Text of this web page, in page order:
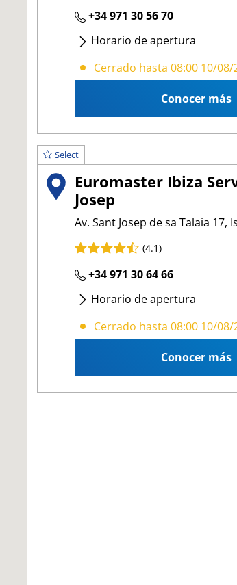
+34 971 30 56 70
Horario de apertura
Lunes- Viernes: 08:00 16:00
Cerrado hasta 08:00 10/08/
Conocer más
Select
Euromaster Ibiza
Josep
Av. Sant Josep de sa Talaia 17,
(4.1)
+34 971 30 64 66
Horario de apertura
Lunes- Viernes: 08:00 16:00
Cerrado hasta 08:00 10/08/
Conocer más